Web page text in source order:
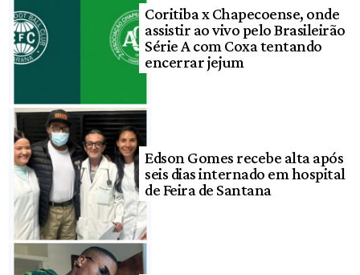
Coritiba x Chapecoense, onde
assistir ao vivo pelo Brasileirão
Série A com Coxa tentando
encerrar jejum
Edson Gomes recebe alta após
seis dias internado em hospital
de Feira de Santana